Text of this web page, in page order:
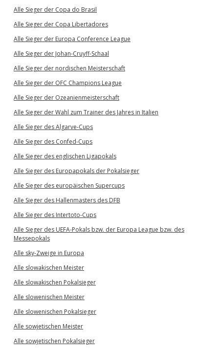
Alle Sieger der Copa do Brasil
Alle Sieger der Copa Libertadores
Alle Sieger der Europa Conference League
Alle Sieger der Johan-Cruyff-Schaal
Alle Sieger der nordischen Meisterschaft
Alle Sieger der OFC Champions League
Alle Sieger der Ozeanienmeisterschaft
Alle Sieger der Wahl zum Trainer des Jahres in Italien
Alle Sieger des Algarve-Cups
Alle Sieger des Confed-Cups
Alle Sieger des englischen Ligapokals
Alle Sieger des Europapokals der Pokalsieger
Alle Sieger des europäischen Supercups
Alle Sieger des Hallenmasters des DFB
Alle Sieger des Intertoto-Cups
Alle Sieger des UEFA-Pokals bzw. der Europa League bzw. des
Messepokals
Alle sky-Zweige in Europa
Alle slowakischen Meister
Alle slowakischen Pokalsieger
Alle slowenischen Meister
Alle slowenischen Pokalsieger
Alle sowjetischen Meister
Alle sowjetischen Pokalsieger